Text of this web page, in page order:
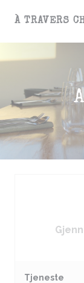
À TRAVERS
Tjeneste